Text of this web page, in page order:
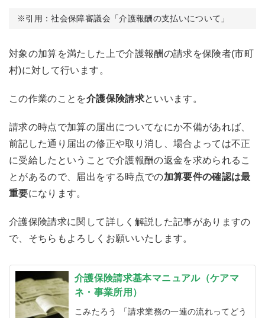
※引用：社会保障審議会「介護報酬の支払いについて」
対象の加算を満たした上で介護報酬の請求を保険者(市町
村)に対して行います。
この作業のことを介護保険請求といいます。
請求の時点で加算の届出についてなにか不備があれば、
前記した通り届出の修正や取り消し、場合よっては不正
に受給したということで介護報酬の返金を求められるこ
とがあるので、届出をする時点での加算要件の確認は最
重要になります。
介護保険請求に関して詳しく解説した記事がありますの
で、そちらもよろしくお願いいたします。
介護保険請求基本マニュアル（ケアマ
ネ・事業所用）
こみたろう 「請求業務の一連の流れってどう